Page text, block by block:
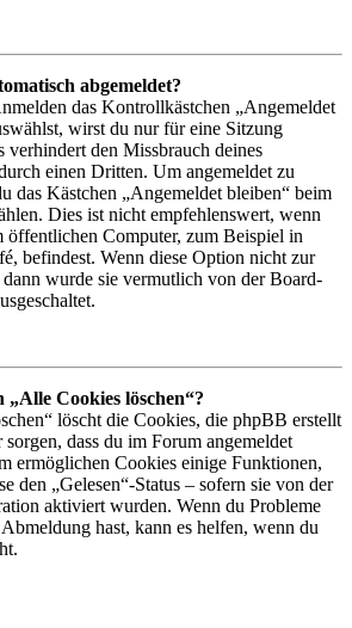
abgemeldet?
das Kontrollkästchen „Angemeldet
wirst du nur für eine Sitzung
verhindert den Missbrauch deines
einen Dritten. Um angemeldet zu
das Kästchen „Angemeldet bleiben“ beim
Dies ist nicht empfehlenswert, wenn
öffentlichen Computer, zum Beispiel in
befindest. Wenn diese Option nicht zur
wurde sie vermutlich von der Board-
Cookies löschen“?
löscht die Cookies, die phpBB erstellt
dass du im Forum angemeldet
ermöglichen Cookies einige Funktionen,
den „Gelesen“-Status – sofern sie von der
aktiviert wurden. Wenn du Probleme
hast, kann es helfen, wenn du